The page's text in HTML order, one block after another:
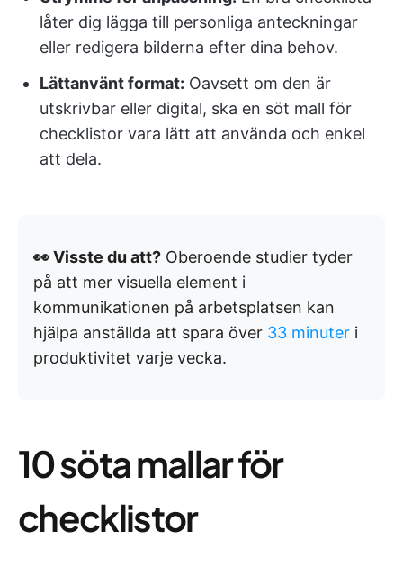
låter dig lägga till personliga anteckningar
eller redigera bilderna efter dina behov.
Lättanvänt format: Oavsett om den är
utskrivbar eller digital, ska en söt mall för
checklistor vara lätt att använda och enkel
att dela.
👀 Visste du att? Oberoende studier tyder
på att mer visuella element i
kommunikationen på arbetsplatsen kan
hjälpa anställda att spara över 33 minuter i
produktivitet varje vecka.
10 söta mallar för
checklistor